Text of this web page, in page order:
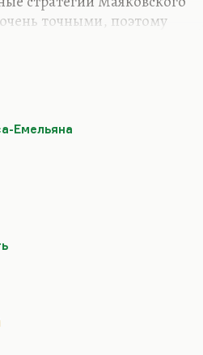
точными, поэтому
к такому
человеческая
хромала, прости меня
Исааковича, то это
из круга Маяковского,
что предал, но
то момент; желал после
его рукопожатие
рыдал…
Емельяна